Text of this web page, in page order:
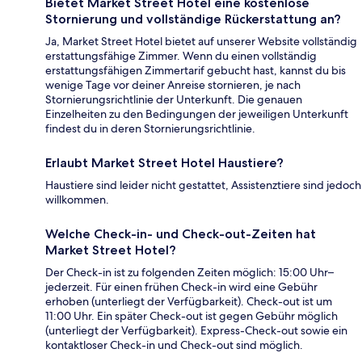
Stornierung und vollständige Rückerstattung an?
Ja, Market Street Hotel bietet auf unserer Website vollständig
erstattungsfähige Zimmer. Wenn du einen vollständig
erstattungsfähigen Zimmertarif gebucht hast, kannst du bis
wenige Tage vor deiner Anreise stornieren, je nach
Stornierungsrichtlinie der Unterkunft. Die genauen
Einzelheiten zu den Bedingungen der jeweiligen Unterkunft
findest du in deren Stornierungsrichtlinie.
Erlaubt Market Street Hotel Haustiere?
Haustiere sind leider nicht gestattet, Assistenztiere sind jedoch
willkommen.
Welche Check-in- und Check-out-Zeiten hat
Market Street Hotel?
Der Check-in ist zu folgenden Zeiten möglich: 15:00 Uhr–
jederzeit. Für einen frühen Check-in wird eine Gebühr
erhoben (unterliegt der Verfügbarkeit). Check-out ist um
11:00 Uhr. Ein später Check-out ist gegen Gebühr möglich
(unterliegt der Verfügbarkeit). Express-Check-out sowie ein
kontaktloser Check-in und Check-out sind möglich.